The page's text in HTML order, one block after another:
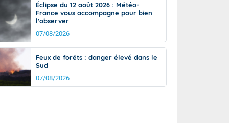
de
Bulletins Marine
Bulletins d'estimation du risque
d'avalanche
Météo des forêts
Vigicrues
Éclipse du 12 août 2026 : Météo-
France vous accompagne pour bien
l'observer
07/08/2026
Feux de forêts : danger élevé dans le
Sud
07/08/2026